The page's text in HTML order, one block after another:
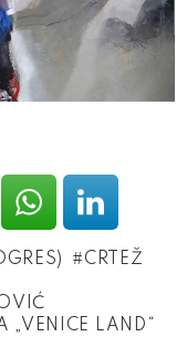
CRTEŽ
„VENICE LAND“